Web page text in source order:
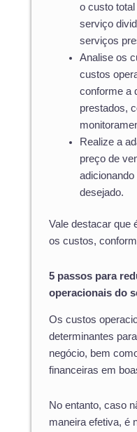
o custo
serviço
serviços
Analise os
custos
conforme a
prestados,
Realize a
preço de
adicionando
desejado.
Vale destacar que
os custos,
5 passos para
operacionais do
Os custos
determinantes
negócio, bem
financeiras em
No entanto, caso
maneira efetiva, é